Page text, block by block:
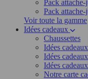
Pack
Pack
Voir toute la gamme
Idées cadeaux
Chaussettes
Idées
Idées
Idées
Notre carte